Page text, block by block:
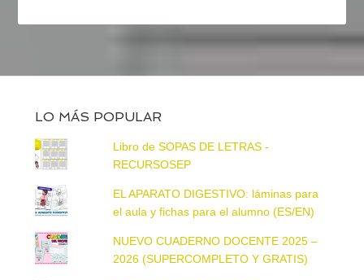
LO MÁS POPULAR
Libro de SOPAS DE LETRAS -
RECURSOSEP
EL APARATO DIGESTIVO: láminas para
el aula y fichas para el alumno (ES/EN)
NUEVO CUADERNO DOCENTE 2025 –
2026 (SUPERCOMPLETO Y GRATIS)